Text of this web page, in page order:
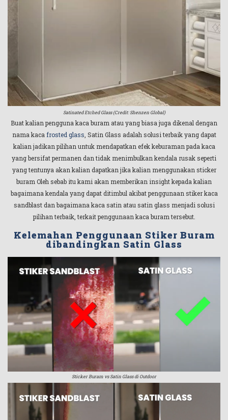
Satinated Etched Glass (Credit: Shenzen Global)
Buat kalian pengguna kaca buram atau yang biasa juga dikenal dengan
nama kacafrosted glass, Satin Glass adalah solusi terbaik yang dapat
kalian jadikan pilihan untuk mendapatkan efek keburaman pada kaca
yang bersifat permanen dan tidak menimbulkan kendala rusak seperti
yang tentunya akan kalian dapatkan jika kalian menggunakan sticker
buram Oleh sebab itu kami akan memberikan insight kepada kalian
bagaimana kendala yang dapat ditimbul akibat penggunaan stiker kaca
sandblast dan bagaimana kaca satin atau satin glass menjadi solusi
pilihan terbaik, terkait penggunaan kaca buram tersebut.
Kelemahan Penggunaan Stiker Buram
dibandingkan Satin Glass
Sticker Buram vs Satin Glass di Outdoor